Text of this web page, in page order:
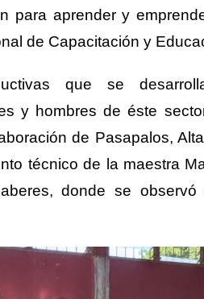
para aprender y
de Capacitación y
que se
y hombres de éste
de Pasapalos,
técnico de la maestra
donde se